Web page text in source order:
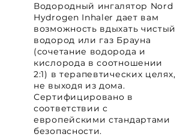
Водородный ингалятор Nord
Hydrogen Inhaler дает вам
возможность вдыхать чистый
водород или газ Брауна
(сочетание водорода и
кислорода в соотношении
2:1) в терапевтических целях,
не выходя из дома.
Сертифицировано в
соответствии с
европейскими стандартами
безопасности.